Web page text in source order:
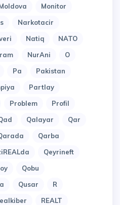
Monitor
Narkotacir
Natiq
NATO
NurAni
O
Pa
Pakistan
Partlay
Problem
Profil
Qalayar
Qar
Qarba
Qeyrineft
Qobu
Qusar
R
REALT